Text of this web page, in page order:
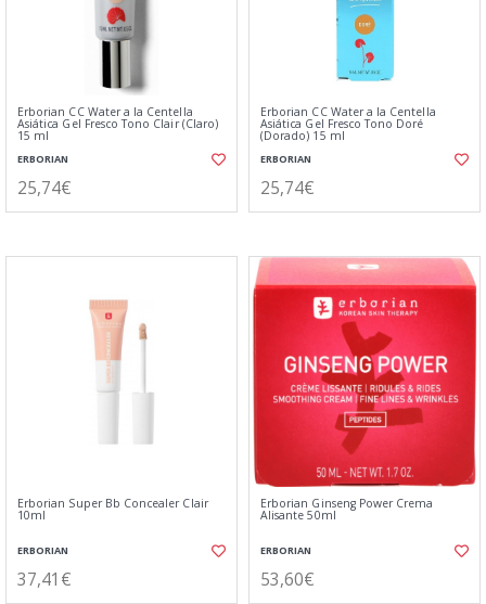
Erborian CC Water a la Centella
Asiática Gel Fresco Tono Clair (Claro)
15 ml
ERBORIAN
25,74€
Erborian CC Water a la Centella
Asiática Gel Fresco Tono Doré
(Dorado) 15 ml
ERBORIAN
25,74€
Erborian Super Bb Concealer Clair
10ml
ERBORIAN
37,41€
Erborian Ginseng Power Crema
Alisante 50ml
ERBORIAN
53,60€